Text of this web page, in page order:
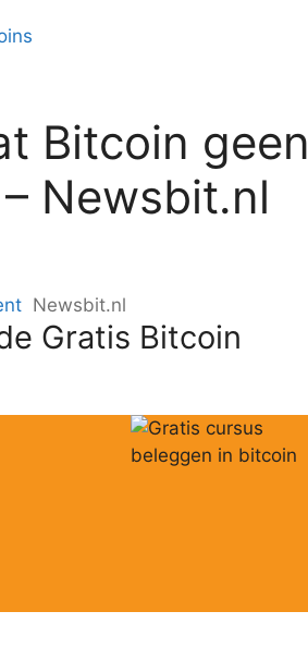
Bitcoin geen
Newsbit.nl
Newsbit.nl
Gratis Bitcoin